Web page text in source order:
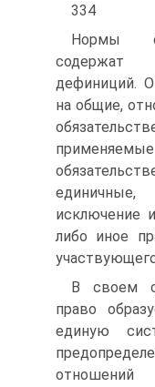
334
Нормы
содержат
дефиниций.
на общие,
исключение
либо иное
В своем
право
единую